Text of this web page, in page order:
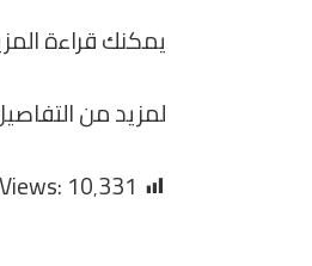
يمكنك قراءة
لمزيد من
10٬331